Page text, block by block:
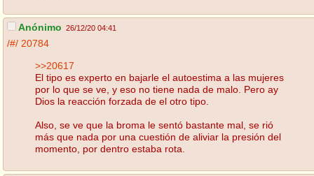
Anónimo 26/12/20 04:41
/#/ 20784
>>20617
El tipo es experto en bajarle el autoestima a las mujeres
por lo que se ve, y eso no tiene nada de malo. Pero ay
Dios la reacción forzada de el otro tipo.
Also, se ve que la broma le sentó bastante mal, se rió
más que nada por una cuestión de aliviar la presión del
momento, por dentro estaba rota.